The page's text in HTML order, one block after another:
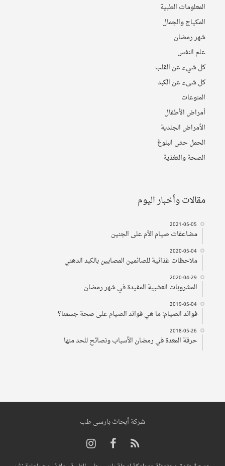
المعلومات الطبیة
المکیاج والجمال
شهر رمضان
علم النفس
كل شيء عن القلب
کل شیء عن الکبد
المنوعات
أمراض الأطفال
الأمراض الجلدیة
الحمل حتی البلوغ
الصحة والتغذیة
مقالات وأخبار اليوم
2021-05-05
مضاعفات صيام الأم على الجنين
2020-05-04
ملاحظات غذائية للصائمين المصابين بالكبد الدهني
2020-04-29
المشروبات العشبية المفيدة في شهر رمضان
2019-05-04
فوائد الصيام: ما هي فوائد الصيام على صحة جسمنا؟
2018-05-26
حرقة المعدة في رمضان الأسباب ونصائح للحد منها
شركة أبحاث بارسی طب